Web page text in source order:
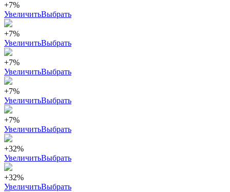
+7%
УвеличитьВыбрать
+7%
УвеличитьВыбрать
+7%
УвеличитьВыбрать
+7%
УвеличитьВыбрать
+7%
УвеличитьВыбрать
+32%
УвеличитьВыбрать
+32%
УвеличитьВыбрать